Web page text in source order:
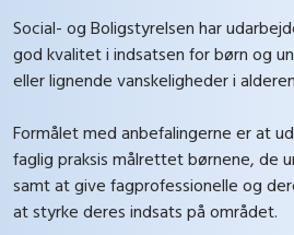
Social- og Boligstyrelsen har
god kvalitet i indsatsen for børn og
eller lignende vanskeligheder i
Formålet med anbefalingerne er at
faglig praksis målrettet børnene, de
samt at give fagprofessionelle og
at styrke deres indsats på området.